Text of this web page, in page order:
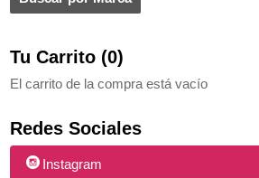
Tu Carrito (0)
El carrito de la compra está vacío
Redes Sociales
Instagram